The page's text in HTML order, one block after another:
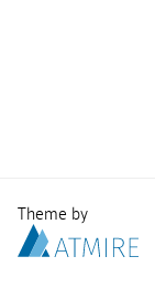
Theme by